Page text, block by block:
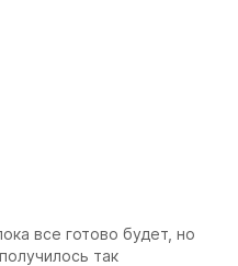
все готово будет, но
так